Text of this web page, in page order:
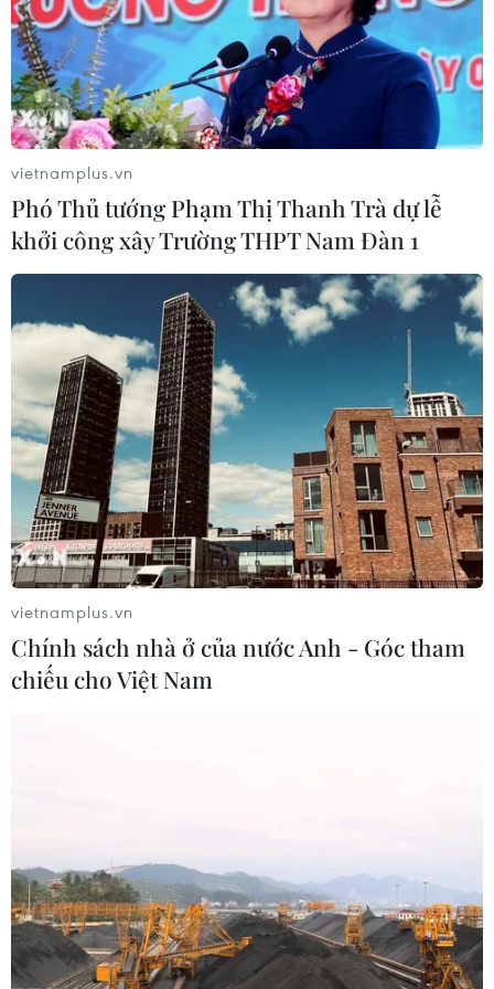
SGK lớp 1 có 'sạn': Bộ trưởng Phùng Xuân
Nhạ nhận trách nhiệm
13/10/2020 09:22
Hội đồng thẩm định sách giáo khoa, Bộ trưởng Bộ Giáo
dục và Đào tạo đều nhận trách nhiệm về mình, nhưng
cũng đều khẳng định đã làm 'đúng quy trình...'
vietnamplus.vn
Phó Thủ tướng Phạm Thị Thanh Trà dự lễ
khởi công xây Trường THPT Nam Đàn 1
vietnamplus.vn
Chính sách nhà ở của nước Anh - Góc tham
chiếu cho Việt Nam